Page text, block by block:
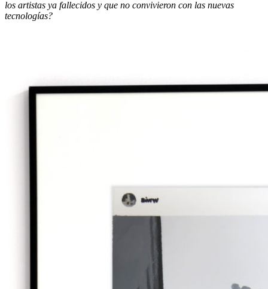
los artistas ya fallecidos y que no convivieron con las nuevas
tecnologías?